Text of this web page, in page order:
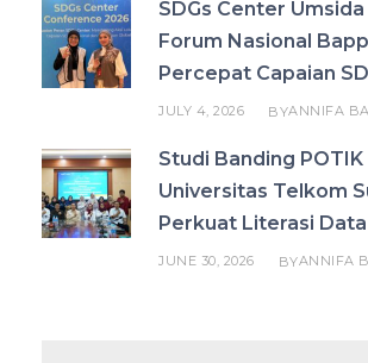
SDGs Center
Forum Nasional
Percepat Capaian
JULY 4, 2026 BYANNIFA
Studi Banding
Universitas Telkom
Perkuat Literasi Data
JUNE 30, 2026 BYANNIFA